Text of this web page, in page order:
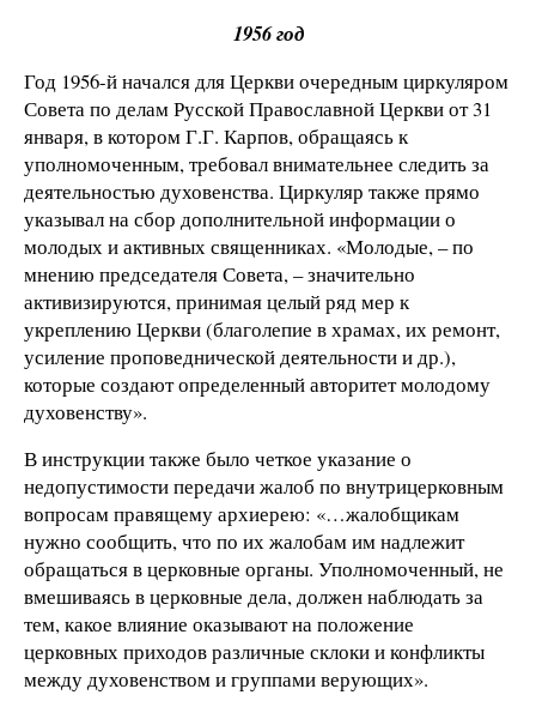
1956 год
Год 1956-й начался для Церкви очередным циркуляром
Совета по делам Русской Православной Церкви от 31
января, в котором Г.Г. Карпов, обращаясь к
уполномоченным, требовал внимательнее следить за
деятельностью духовенства. Циркуляр также прямо
указывал на сбор дополнительной информации о
молодых и активных священниках. «Молодые, – по
мнению председателя Совета, – значительно
активизируются, принимая целый ряд мер к
укреплению Церкви (благолепие в храмах, их ремонт,
усиление проповеднической деятельности и др.),
которые создают определенный авторитет молодому
духовенству».
В инструкции также было четкое указание о
недопустимости передачи жалоб по внутрицерковным
вопросам правящему архиерею: «…жалобщикам
нужно сообщить, что по их жалобам им надлежит
обращаться в церковные органы. Уполномоченный, не
вмешиваясь в церковные дела, должен наблюдать за
тем, какое влияние оказывают на положение
церковных приходов различные склоки и конфликты
между духовенством и группами верующих».